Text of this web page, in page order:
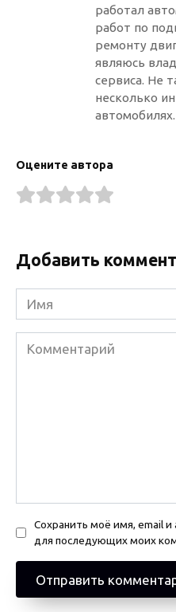
работал
работ по
ремонту
являюсь
сервиса. Не
несколько
автомобилях.
Оцените автора
Добавить
Имя
Комментарий
Сохранить моё имя, email и
для последующих моих